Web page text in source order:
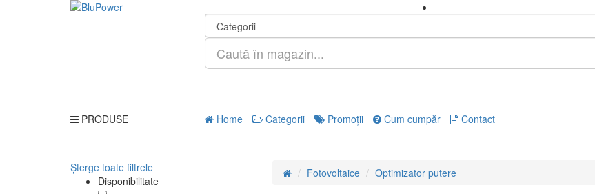
PRODUSE Home Categorii Promoţii Cum cumpăr Contact
Șterge toate filtrele
Disponibilitate
Fotovoltaice Optimizator putere